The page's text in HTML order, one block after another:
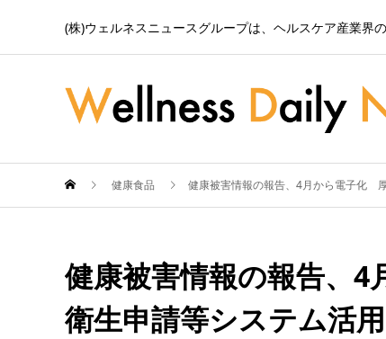
(株)ウェルネスニュースグループは、ヘルスケア産業界
健康食品 健康被害情報の報告、4月から電子化
健康被害情報の報告、
衛生申請等システム活